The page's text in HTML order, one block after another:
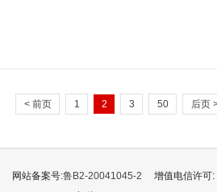
< 前页 1 2 3 50 后页
网站备案号:鲁B2-20041045-2
增值电信许可